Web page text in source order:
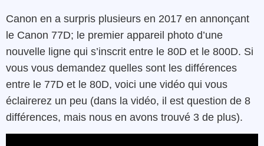
Canon en a surpris plusieurs en 2017 en annonçant
le Canon 77D; le premier appareil photo d’une
nouvelle ligne qui s’inscrit entre le 80D et le 800D. Si
vous vous demandez quelles sont les différences
entre le 77D et le 80D, voici une vidéo qui vous
éclairerez un peu (dans la vidéo, il est question de 8
différences, mais nous en avons trouvé 3 de plus).